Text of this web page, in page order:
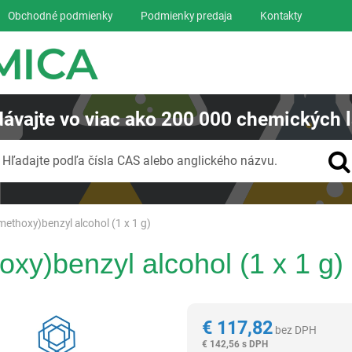
alcohol (1 x 1 g)
alcohol (1 x 1 g)
€117,82 bez DPH
€ 142,56 s DPH
Obchodné podmienky Podmienky predaja Kontakty
vo viac ako200 000 chemických
Hľadajte podľa čísla CAS alebo anglického názvu.